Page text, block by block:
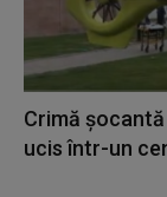
Crimă șocantă
ucis într-un